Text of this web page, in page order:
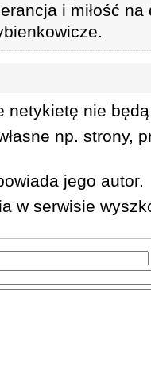
i miłość
netykietę nie
np. strony,
jego autor.
w serwisie